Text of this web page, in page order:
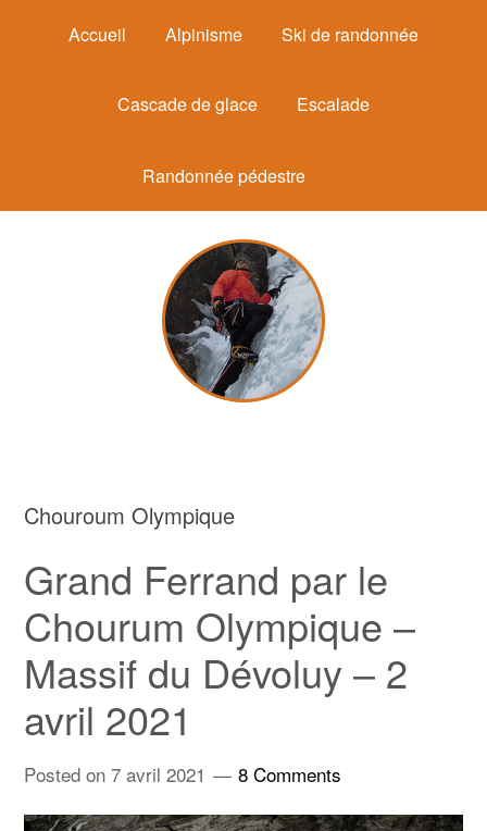
Accueil Alpinisme Ski de randonnée
Cascade de glace Escalade
Randonnée pédestre
Chouroum Olympique
Grand Ferrand par le
Chourum Olympique –
Massif du Dévoluy – 2
avril 2021
Posted on7 avril 2021 8 Comments